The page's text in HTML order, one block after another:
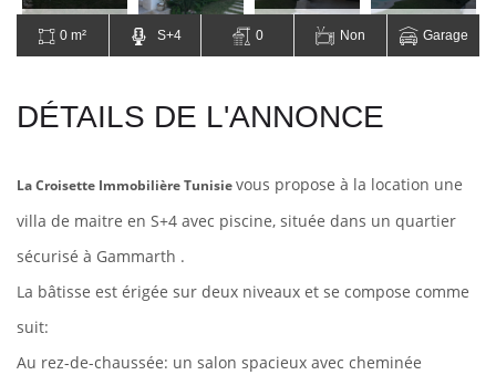
0 m² S+4 0 Non Garage
DÉTAILS DE L'ANNONCE
La Croisette Immobilière Tunisievous propose à la location une
villa de maitre en S+4 avec piscine, située dans un quartier
sécurisé à Gammarth .
La bâtisse est érigée sur deux niveaux et se compose comme
suit:
Au rez-de-chaussée: un salon spacieux avec cheminée